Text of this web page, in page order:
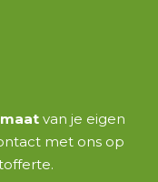
van je eigen
met ons op
.